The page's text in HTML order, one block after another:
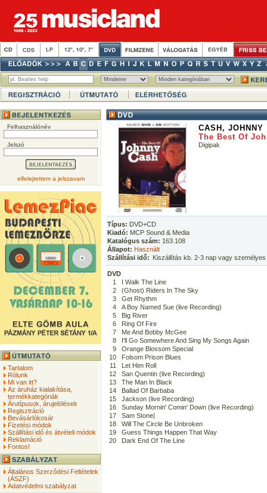
Felhasználónév
Jelszó
elfelejtettem a jelszavam
Tartalom
Rólunk
Mi van itt?
Az áruház kialakítása,
termékkategóriák
Árutípusok, árujelölések
Regisztráció
Bevásárlókosár
Fizetési módok
Szállítási idő és átvételi módok
Reklamáció
Fontos!
Általános Szerződési Feltételek
(ÁSZF)
Adatvédelmi szabályzat
CASH, JOHNNY
The Best Of
Digipak
Típus: DVD+CD
Kiadó: MCP Sound & Media
Katalógus szám: 163.108
Állapot: Használt
Szállítási idő: Kiszállítás kb. 2-3 nap vagy
DVD
1
I Walk The Line
2
(Ghost) Riders In The Sky
3
Get Rhythm
4
A Boy Named Sue (live Recording)
5
Big River
6
Ring Of Fire
7
Me And Bobby McGee
8
I'll Go Somewhere And Sing My Songs Again
9
Orange Blossom Special
10
Folsom Prison Blues
11
Let Him Roll
12
San Quentin (live Recording)
13
The Man In Black
14
Ballad Of Barbaba
15
Jackson (live Recording)
16
Sunday Mornin' Comin' Down (live Recording)
17
Sam Stone|
18
Will The Circle Be Unbroken
19
Guess Things Happen That Way
20
Dark End Of The Line